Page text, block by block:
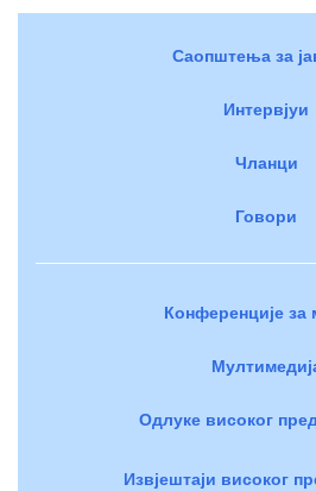
Саопштења за
Интервјуи
Чланци
Говори
Конференције за
Одлуке високог
Извјештаји високог